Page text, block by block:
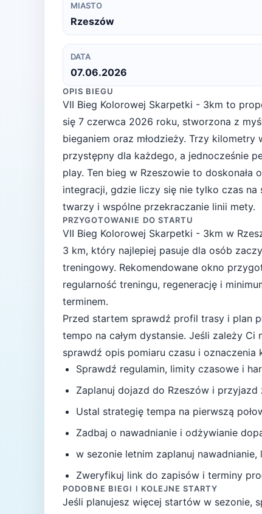
MIASTO
Rzeszów
DATA
07.06.2026
OPIS BIEGU
VII Bieg Kolorowej Skarpetki - 3km to
się 7 czerwca 2026 roku, stworzona z
bieganiem oraz młodzieży. Trzy
przystępny dla każdego, a jednocześnie
play. Ten bieg w Rzeszowie to doskonała
integracji, gdzie liczy się nie tylko czas
twarzy i wspólne przekraczanie linii mety.
PRZYGOTOWANIE DO STARTU
VII Bieg Kolorowej Skarpetki - 3km w
3 km, który najlepiej pasuje dla osób
treningowy. Rekomendowane okno
regularność treningu, regenerację i
terminem.
Przed startem sprawdź profil trasy i plan
tempo na całym dystansie. Jeśli zależy Ci
sprawdź opis pomiaru czasu i oznaczenia
Sprawdź regulamin, limity czasowe i
Zaplanuj dojazd do Rzeszów i przyjazd
Ustal strategię tempa na pierwszą
Zadbaj o nawadnianie i odżywianie
w sezonie letnim zaplanuj
Zweryfikuj link do zapisów i terminy
PODOBNE BIEGI I KOLEJNE STARTY
Jeśli planujesz więcej startów w sezonie,